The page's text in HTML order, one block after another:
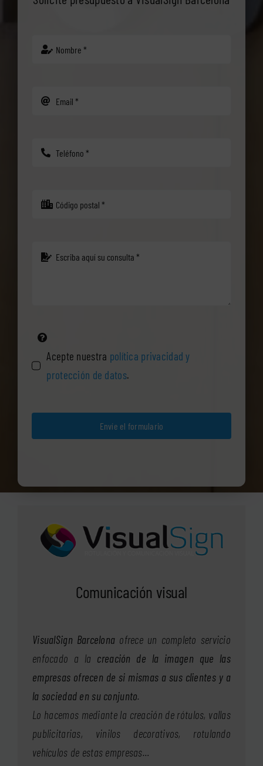
Acepte nuestra política privacidad y
protección de datos.
Envíe el formulario
Comunicación visual
VisualSign Barcelona ofrece un completo servicio
enfocado a la creación de la imagen que las
empresas ofrecen de si mismas a sus clientes y a
la sociedad en su conjunto.
Lo hacemos mediante la creación de rótulos, vallas
publicitarias, vinilos decorativos, rotulando
vehículos de estas empresas…